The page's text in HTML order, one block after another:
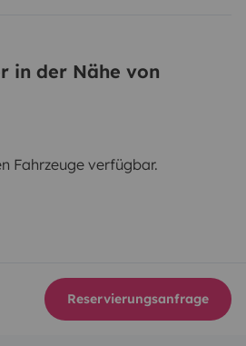
in der Nähe von
Fahrzeuge verfügbar.
Reservierungsanfrage